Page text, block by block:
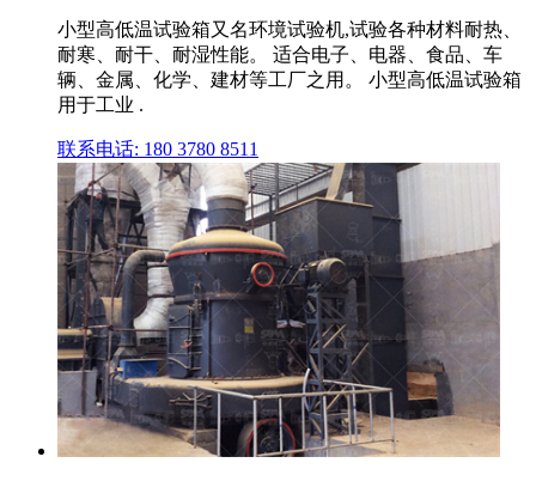
小型高低温试验箱又名环境试验机,试验各种材料耐热、
耐寒、耐干、耐湿性能。 适合电子、电器、食品、车
辆、金属、化学、建材等工厂之用。 小型高低温试验箱
用于工业 .
联系电话: 180 3780 8511